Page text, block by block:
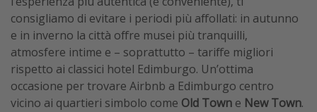
consigliamo di evitare i periodi più affollati: in autunno
e in inverno la città offre musei più tranquilli,
atmosfere intime e – soprattutto – tariffe migliori
rispetto ai classici hotel Edimburgo. Un’ottima
occasione per trovare Airbnb a Edimburgo centro
vicino ai quartieri simbolo come Old Town e New Town.